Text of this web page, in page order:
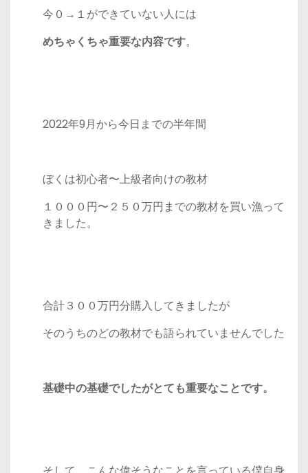
今０→１ができていない人には
めちゃくちゃ重要な内容です。
2022年9月から今日までの半年間
ぼくは初心者〜上級者向けの教材
１０００円〜２５０万円までの教材を買い漁って
きました。
合計３００万円分購入してきましたが
そのうちのどの教材でも語られていませんでした
基礎中の基礎でしたがとても重要なことです。